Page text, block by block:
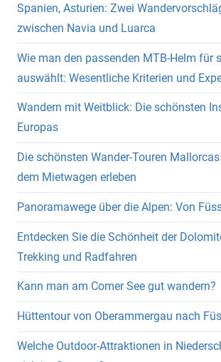
Spanien, Asturien: Zwei
zwischen Navia und Luarca
Wie man den passenden MTB-Helm für
auswählt: Wesentliche Kriterien und
Wandern mit Weitblick: Die schönsten
Europas
Die schönsten Wander-Touren
dem Mietwagen erleben
Panoramawege über die Alpen: Von
Entdecken Sie die Schönheit der
Trekking und Radfahren
Kann man am Comer See gut wandern?
Hüttentour von Oberammergau nach
Welche Outdoor-Attraktionen in